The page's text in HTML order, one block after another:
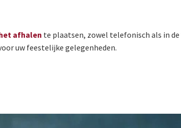
afhalen te plaatsen, zowel telefonisch als in
uw feestelijke gelegenheden.